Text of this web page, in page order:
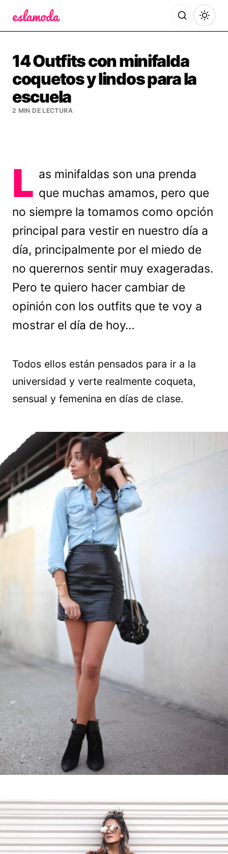
14 Outfits con minifalda
coquetos y lindos para la
escuela
2 MIN DE LECTURA
L as minifaldas son una prenda
que muchas amamos, pero que
no siempre la tomamos como opción
principal para vestir en nuestro día a
día, principalmente por el miedo de
no querernos sentir muy exageradas.
Pero te quiero hacer cambiar de
opinión con los outfits que te voy a
mostrar el día de hoy…
Todos ellos están pensados para ir a la
universidad y verte realmente coqueta,
sensual y femenina en días de clase.